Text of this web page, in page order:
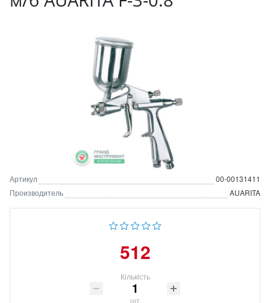
Артикул
00-00131411
Производитель
AUARITA
512
Кількість
шт